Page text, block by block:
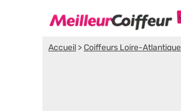
Accueil >Coiffeurs Loire-Atlantique